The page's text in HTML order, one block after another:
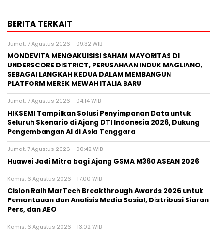
BERITA TERKAIT
Jumat, 7 Agustus 2026 - 09:32 WIB
MONDEVITA MENGAKUISISI SAHAM MAYORITAS DI
UNDERSCORE DISTRICT, PERUSAHAAN INDUK MAGLIANO,
SEBAGAI LANGKAH KEDUA DALAM MEMBANGUN
PLATFORM MEREK MEWAH ITALIA BARU
Jumat, 7 Agustus 2026 - 04:14 WIB
HIKSEMI Tampilkan Solusi Penyimpanan Data untuk
Seluruh Skenario di Ajang DTI Indonesia 2026, Dukung
Pengembangan AI di Asia Tenggara
Jumat, 7 Agustus 2026 - 00:42 WIB
Huawei Jadi Mitra bagi Ajang GSMA M360 ASEAN 2026
Kamis, 6 Agustus 2026 - 17:00 WIB
Cision Raih MarTech Breakthrough Awards 2026 untuk
Pemantauan dan Analisis Media Sosial, Distribusi Siaran
Pers, dan AEO
Kamis, 6 Agustus 2026 - 13:02 WIB